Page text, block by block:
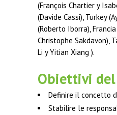
(François Chartier y
(Davide Cassi), Turkey
(Roberto Iborra), Francia
Christophe Sakdavon),
Li y Yitian Xiang ).
Obiettivi
Definire il concetto
Stabilire le